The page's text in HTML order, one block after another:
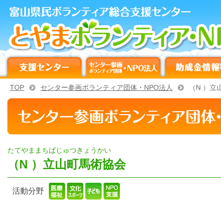
TOP センター参画ボランティア団体・NPO法人 （N ）立
たてやままちばじゅつきょうかい
（N ）立山町馬術協会
活動分野